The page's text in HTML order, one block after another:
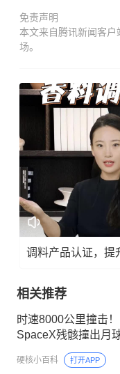
免责声明
本文来自腾讯新闻客
场。
调料产品认证，提
相关推荐
时速8000公里撞击！
SpaceX残骸撞出月
硬核小百科 打开APP